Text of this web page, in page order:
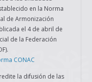
en la Norma
de Armonización
el 4 de abril de
de la Federación
CONAC
la difusión de las